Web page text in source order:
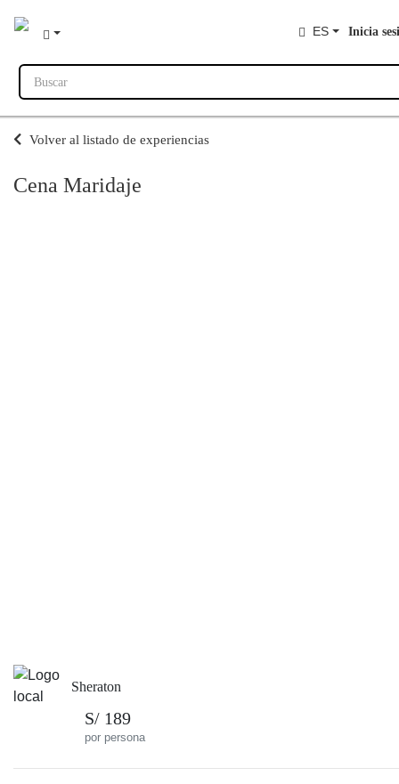
ES Inicia
Buscar
Volver al listado de experiencias
Cena Maridaje
Sheraton
S/ 189
por persona